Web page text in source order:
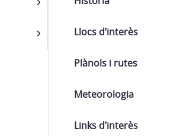
Llocs d’interès
Plànols i rutes
Meteorologia
Links d’interès